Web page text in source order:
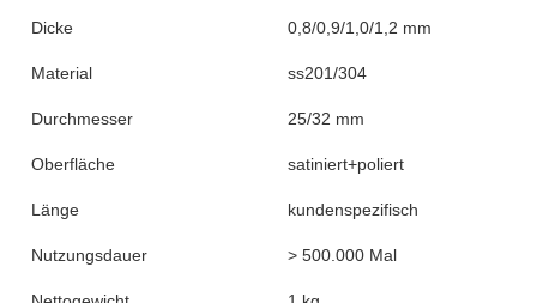
Dicke 0,8/0,9/1,0/1,2 mm
Material ss201/304
Durchmesser 25/32 mm
Oberfläche satiniert+poliert
Länge kundenspezifisch
Nutzungsdauer > 500.000 Mal